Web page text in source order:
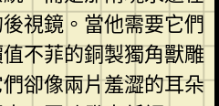
視鏡。當他需要它們
不菲的銅製獨角獸雕
卻像兩片羞澀的耳朵